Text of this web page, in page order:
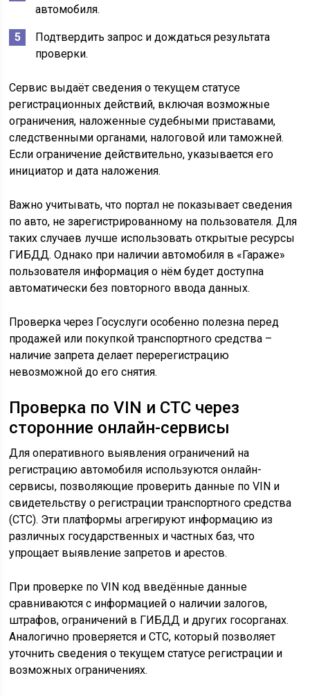
автомобиля.
Подтвердить запрос и дождаться результата
проверки.
Сервис выдаёт сведения о текущем статусе
регистрационных действий, включая возможные
ограничения, наложенные судебными приставами,
следственными органами, налоговой или таможней.
Если ограничение действительно, указывается его
инициатор и дата наложения.
Важно учитывать, что портал не показывает сведения
по авто, не зарегистрированному на пользователя. Для
таких случаев лучше использовать открытые ресурсы
ГИБДД. Однако при наличии автомобиля в «Гараже»
пользователя информация о нём будет доступна
автоматически без повторного ввода данных.
Проверка через Госуслуги особенно полезна перед
продажей или покупкой транспортного средства –
наличие запрета делает перерегистрацию
невозможной до его снятия.
Проверка по VIN и СТС через
сторонние онлайн-сервисы
Для оперативного выявления ограничений на
регистрацию автомобиля используются онлайн-
сервисы, позволяющие проверить данные по VIN и
свидетельству о регистрации транспортного средства
(СТС). Эти платформы агрегируют информацию из
различных государственных и частных баз, что
упрощает выявление запретов и арестов.
При проверке по VIN код введённые данные
сравниваются с информацией о наличии залогов,
штрафов, ограничений в ГИБДД и других госорганах.
Аналогично проверяется и СТС, который позволяет
уточнить сведения о текущем статусе регистрации и
возможных ограничениях.